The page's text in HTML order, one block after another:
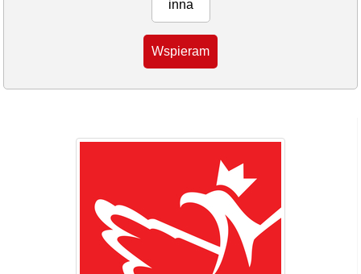
inna
Wspieram